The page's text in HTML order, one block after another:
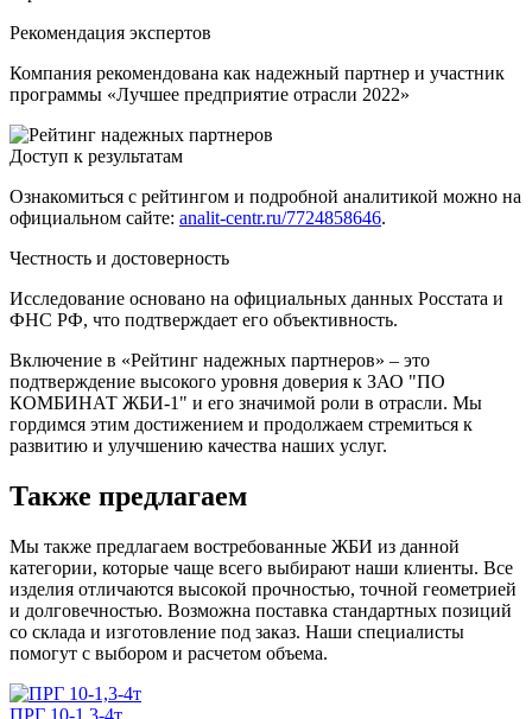
Рекомендация экспертов
Компания рекомендована как надежный партнер и участник
программы «Лучшее предприятие отрасли 2022»
Доступ к результатам
Ознакомиться с рейтингом и подробной аналитикой можно на
официальном сайте: analit-centr.ru/7724858646.
Честность и достоверность
Исследование основано на официальных данных Росстата и
ФНС РФ, что подтверждает его объективность.
Включение в «Рейтинг надежных партнеров» – это
подтверждение высокого уровня доверия к ЗАО "ПО
КОМБИНАТ ЖБИ-1" и его значимой роли в отрасли. Мы
гордимся этим достижением и продолжаем стремиться к
развитию и улучшению качества наших услуг.
Также предлагаем
Мы также предлагаем востребованные ЖБИ из данной
категории, которые чаще всего выбирают наши клиенты. Все
изделия отличаются высокой прочностью, точной геометрией
и долговечностью. Возможна поставка стандартных позиций
со склада и изготовление под заказ. Наши специалисты
помогут с выбором и расчетом объема.
ПРГ 10-1,3-4т